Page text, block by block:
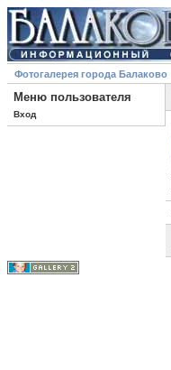
Фотогалерея города Балаково
Меню пользователя
Вход